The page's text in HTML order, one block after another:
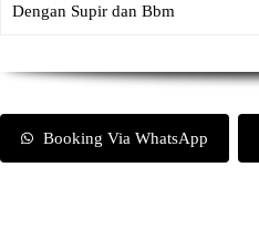
Dengan Supir dan Bbm
Booking Via WhatsApp